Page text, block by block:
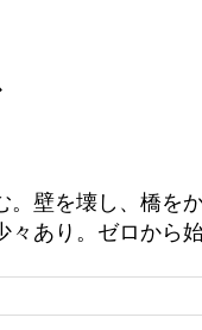
壁を壊し、橋を
々あり。ゼロから